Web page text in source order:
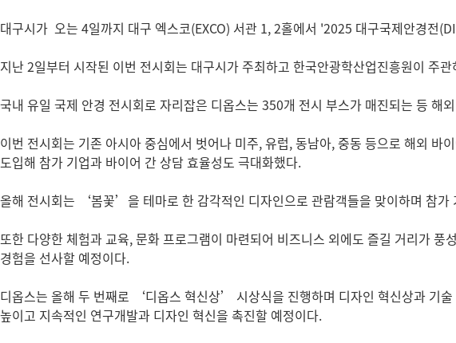
대구시가 오는 4일까지 대구 엑스코(EXCO) 서관 1, 2홀에서 '2025 대구국제안경전
지난 2일부터 시작된 이번 전시회는 대구시가 주최하고 한국안광학산업진흥원이 주
국내 유일 국제 안경 전시회로 자리잡은 디옵스는 350개 전시 부스가 매진되는 등
이번 전시회는 기존 아시아 중심에서 벗어나 미주, 유럽, 동남아, 중동 등으로 해외
도입해 참가 기업과 바이어 간 상담 효율성도 극대화했다.
올해 전시회는 ‘봄꽃’을 테마로 한 감각적인 디자인으로 관람객들을 맞이하며 참가
또한 다양한 체험과 교육, 문화 프로그램이 마련되어 비즈니스 외에도 즐길 거리가
경험을 선사할 예정이다.
디옵스는 올해 두 번째로 ‘디옵스 혁신상’ 시상식을 진행하며 디자인 혁신상과 기
높이고 지속적인 연구개발과 디자인 혁신을 촉진할 예정이다.